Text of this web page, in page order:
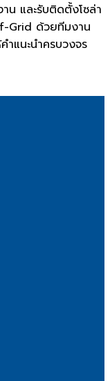
น และรับติดตั้งโซล่า
Grid ด้วยทีมงาน
ำแนะนำครบวงจร